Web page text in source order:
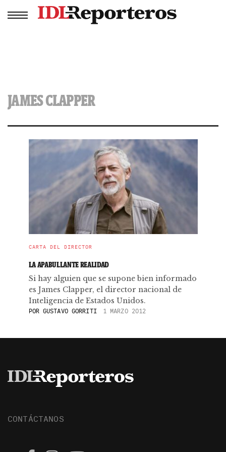
JAMES CLAPPER
CARTA DEL DIRECTOR
LA APABULLANTE REALIDAD
Si hay alguien que se supone bien informado
es James Clapper, el director nacional de
Inteligencia de Estados Unidos.
POR GUSTAVO GORRITI 1 MARZO 2012
CONTÁCTANOS